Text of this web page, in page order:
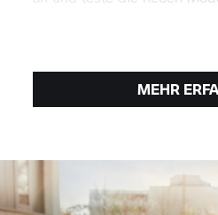
MEHR